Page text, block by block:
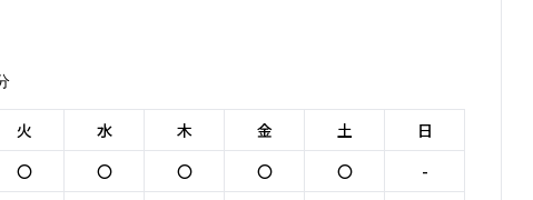
火 水 木 金 土
日
〇 〇 〇 〇 〇
-